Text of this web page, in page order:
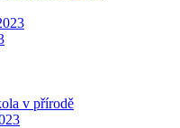
v přírodě